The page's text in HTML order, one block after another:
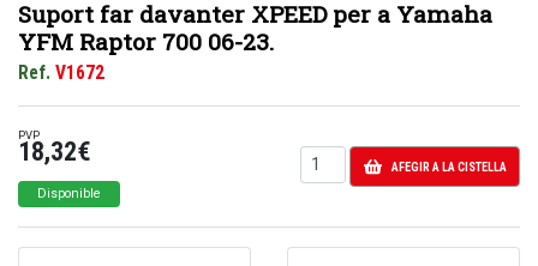
Suport far davanter XPEED per a Yamaha
YFM Raptor 700 06-23.
Ref. V1672
PVP
18,32€
Disponible
AFEGIR A LA CISTELLA